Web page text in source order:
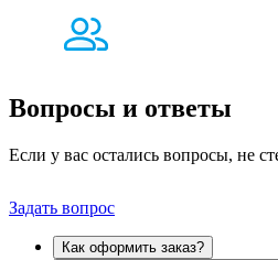
Вопросы и ответы
Если у вас остались вопросы, не
Задать вопрос
Как оформить заказ?